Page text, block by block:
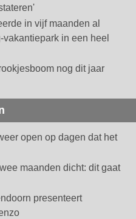
in vijf maanden al
in een heel
nog dit jaar
open op dagen dat het
maanden dicht: dit gaat
presenteert